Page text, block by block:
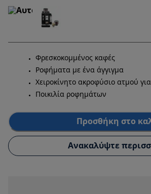
Φρεσκοκομμένος καφές
Ροφήματα με ένα άγγιγμα
Χειροκίνητο ακροφύσιο ατμού
Ποικιλία ροφημάτων
Προσθήκη στο
Ανακαλύψτε